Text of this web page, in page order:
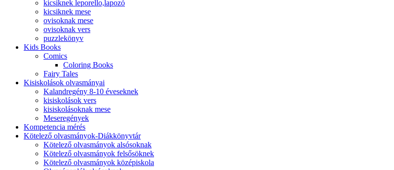
kicsiknek leporello,lapozó
kicsiknek mese
ovisoknak mese
ovisoknak vers
puzzlekönyv
Kids Books
Comics
Coloring Books
Fairy Tales
Kisiskolások olvasmányai
Kalandregény 8-10 éveseknek
kisiskolások vers
kisiskolásoknak mese
Meseregények
Kompetencia mérés
Kötelező olvasmányok-Diákkönyvtár
Kötelező olvasmányok alsósoknak
Kötelező olvasmányok felsősöknek
Kötelező olvasmányok középiskola